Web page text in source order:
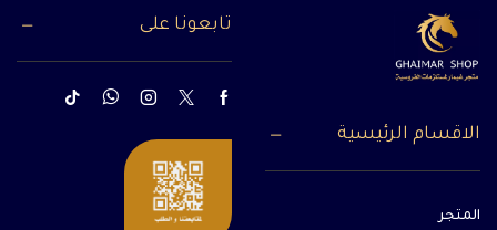
الاقسام الرئيسية
المتجر
تابعونا على